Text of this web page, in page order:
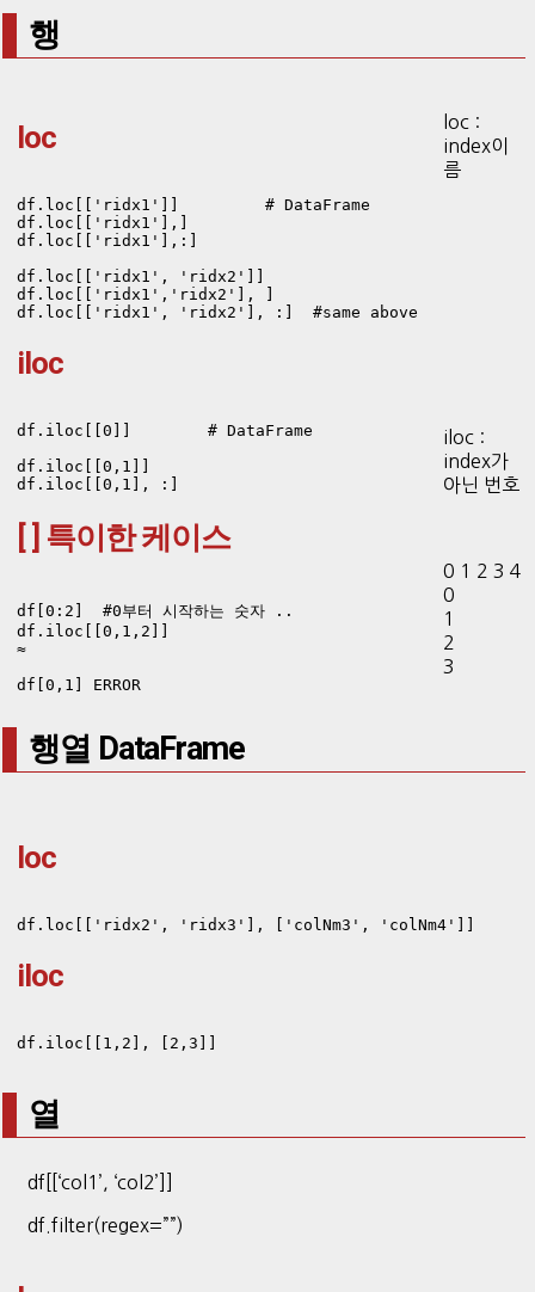
행
loc
df.loc[['ridx1']]         # DataFrame
df.loc[['ridx1'],]
df.loc[['ridx1'],:]
df.loc[['ridx1', 'ridx2']]
df.loc[['ridx1','ridx2'], ]
df.loc[['ridx1', 'ridx2'], :]  #same above
iloc
df.iloc[[0]]        # DataFrame
df.iloc[[0,1]]
df.iloc[[0,1], :]
[ ] 특이한 케이스
df[0:2]  #0부터 시작하는 숫자 ..
df.iloc[[0,1,2]]
≈
df[0,1] ERROR
loc :
index이
름
iloc :
index가
아닌 번호
0 1 2 3 4
0
1
2
3
행열 DataFrame
loc
df.loc[['ridx2', 'ridx3'], ['colNm3', 'colNm4']]
iloc
df.iloc[[1,2], [2,3]]
열
df[[‘col1’, ‘col2’]]
df.filter(regex=””)